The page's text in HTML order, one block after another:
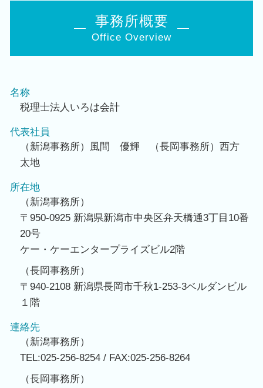
事務所概要
Office Overview
名称
税理士法人いろは会計
代表社員
（新潟事務所）風間 優輝 （長岡事務所）西方
太地
所在地
（新潟事務所）
〒950-0925 新潟県新潟市中央区弁天橋通3丁目10番
20号
ケー・ケーエンタープライズビル2階
（長岡事務所）
〒940-2108 新潟県長岡市千秋1-253-3ベルダンビル
１階
連絡先
（新潟事務所）
TEL:025-256-8254 / FAX:025-256-8264
（長岡事務所）